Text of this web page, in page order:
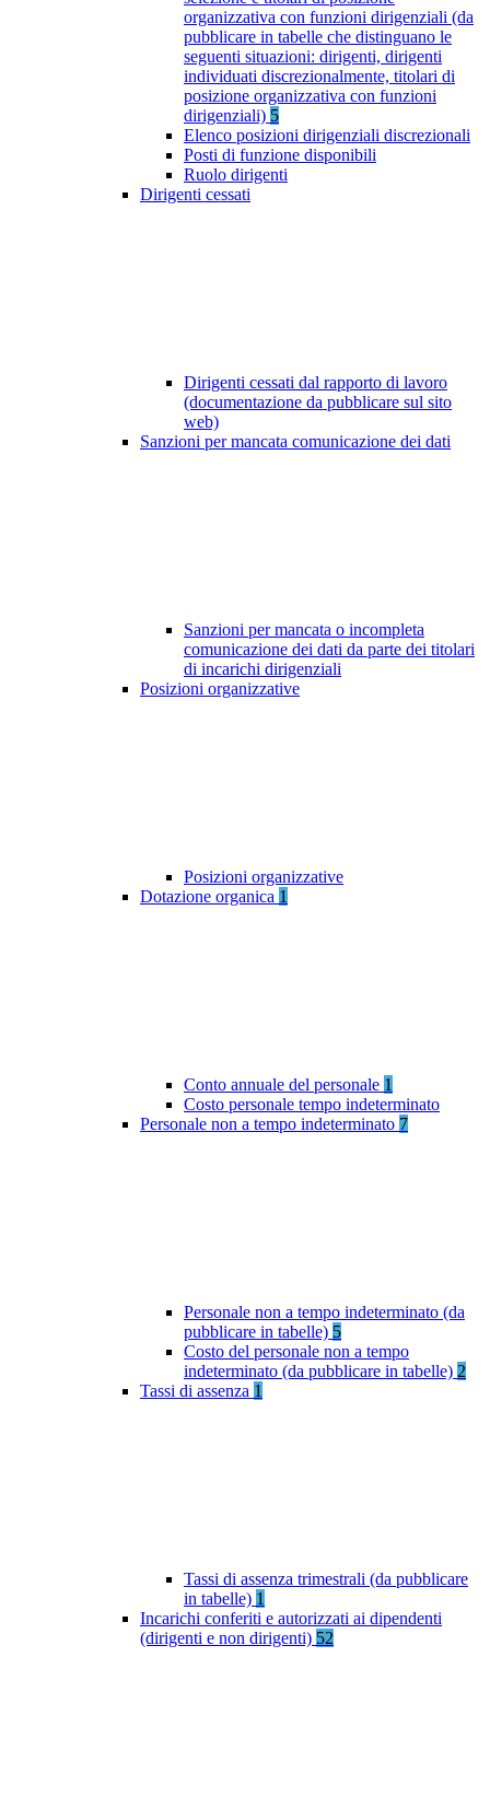
organizzativa con funzioni dirigenziali (da
pubblicare in tabelle che distinguano le
seguenti situazioni: dirigenti, dirigenti
individuati discrezionalmente, titolari di
posizione organizzativa con funzioni
dirigenziali) 5
Elenco posizioni dirigenziali discrezionali
Posti di funzione disponibili
Ruolo dirigenti
Dirigenti cessati
Dirigenti cessati dal rapporto di lavoro
(documentazione da pubblicare sul sito
web)
Sanzioni per mancata comunicazione dei dati
Sanzioni per mancata o incompleta
comunicazione dei dati da parte dei titolari
di incarichi dirigenziali
Posizioni organizzative
Posizioni organizzative
Dotazione organica 1
Conto annuale del personale 1
Costo personale tempo indeterminato
Personale non a tempo indeterminato 7
Personale non a tempo indeterminato (da
pubblicare in tabelle) 5
Costo del personale non a tempo
indeterminato (da pubblicare in tabelle) 2
Tassi di assenza 1
Tassi di assenza trimestrali (da pubblicare
in tabelle) 1
Incarichi conferiti e autorizzati ai dipendenti
(dirigenti e non dirigenti) 52